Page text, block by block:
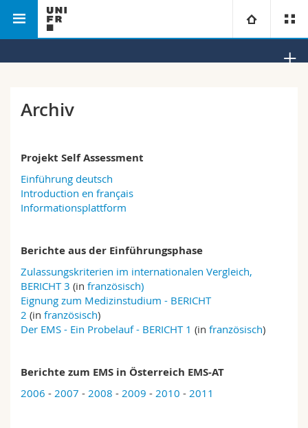
Forschung
Universität
Wirtschafts- und Sozialwissenschaftliche Fak.
Fak. für Erziehungs- und Bildungswissenschaften
Math.-Nat. und Med. Fak.
Studierende
Medien
Forschende
Mitarbeitende
Personenverzeichnis
Ortsplan
Bibliotheken
Webmail
MyUnifr
Archiv
Projekt Self Assessment
Einführung deutsch
Introduction en français
Informationsplattform
Berichte aus der Einführungsphase
Zulassungskriterien im internationalen Vergleich,
BERICHT 3 (in französisch)
Eignung zum Medizinstudium - BERICHT
2 (in französisch)
Der EMS - Ein Probelauf - BERICHT 1 (in französisch)
Berichte zum EMS in Österreich EMS-AT
2006 - 2007 - 2008 - 2009 - 2010 - 2011